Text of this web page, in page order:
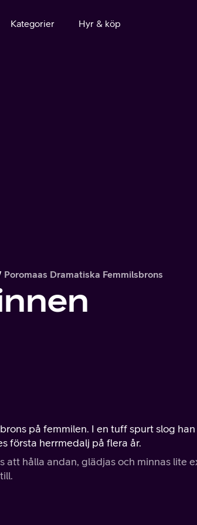
Kategorier Hyr & köp
Poromaas Dramatiska Femmilsbrons
på femmilen. I en tuff spurt slog han
första herrmedalj på flera år.
att hålla andan, glädjas och minnas lite